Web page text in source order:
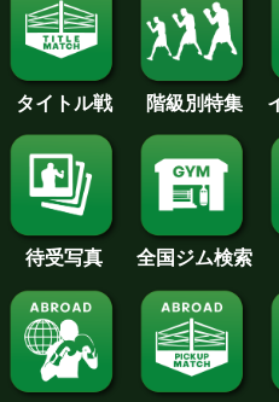
タイトル戦 階級別特集
待受写真 全国ジム検索